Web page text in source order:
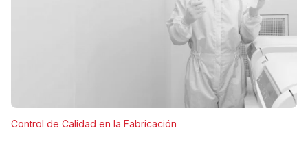
Control de Calidad en la Fabricación